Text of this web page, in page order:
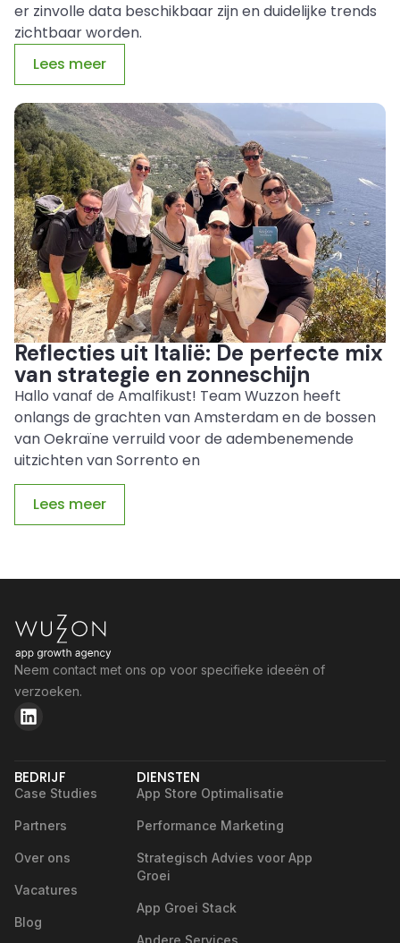
er zinvolle data beschikbaar zijn en duidelijke trends
zichtbaar worden.
Lees meer
Reflecties uit Italië: De perfecte mix
van strategie en zonneschijn
Hallo vanaf de Amalfikust! Team Wuzzon heeft
onlangs de grachten van Amsterdam en de bossen
van Oekraïne verruild voor de adembenemende
uitzichten van Sorrento en
Lees meer
Neem contact met ons op voor specifieke ideeën of
verzoeken.
BEDRIJF
Case Studies
Partners
Over ons
Vacatures
Blog
DIENSTEN
App Store Optimalisatie
Performance Marketing
Strategisch Advies voor App
Groei
App Groei Stack